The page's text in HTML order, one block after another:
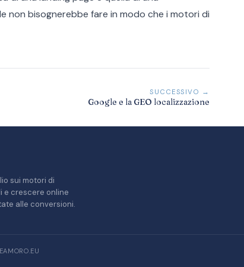
non bisognerebbe fare in modo che i motori di
SUCCESSIVO →
Google e la GEO localizzazione
sui motori di
e crescere online
alle conversioni.